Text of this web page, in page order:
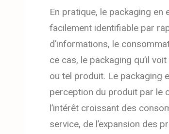
En pratique, le packaging
facilement identifiable par
d’informations, le
ce cas, le packaging qu’il
ou tel produit. Le packaging
perception du produit par le
l’intérêt croissant des
service, de l’expansion des